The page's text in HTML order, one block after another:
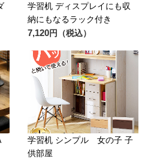
学習机 ディスプレイにも収
納にもなるラック付き
7,120円（税込）
学習机 シンプル 女の子 子
供部屋